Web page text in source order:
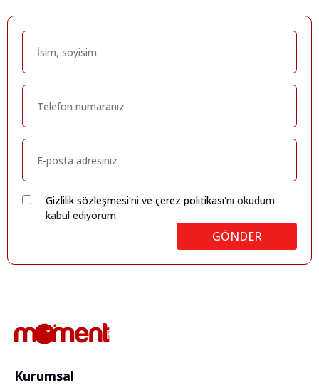
Gizlilik sözleşmesi'ni ve çerez politikası'nı okudum
kabul ediyorum.
GÖNDER
Kurumsal